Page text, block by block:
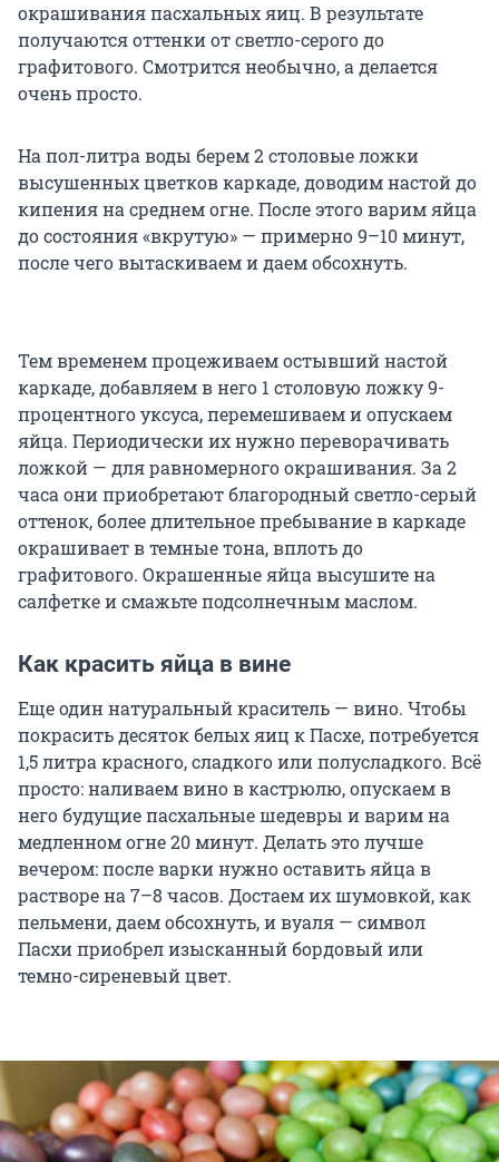
окрашивания пасхальных яиц. В результате
получаются оттенки от светло-серого до
графитового. Смотрится необычно, а делается
очень просто.
На пол-литра воды берем 2 столовые ложки
высушенных цветков каркаде, доводим настой до
кипения на среднем огне. После этого варим яйца
до состояния «вкрутую» — примерно 9–10 минут,
после чего вытаскиваем и даем обсохнуть.
Тем временем процеживаем остывший настой
каркаде, добавляем в него 1 столовую ложку 9-
процентного уксуса, перемешиваем и опускаем
яйца. Периодически их нужно переворачивать
ложкой — для равномерного окрашивания. За 2
часа они приобретают благородный светло-серый
оттенок, более длительное пребывание в каркаде
окрашивает в темные тона, вплоть до
графитового. Окрашенные яйца высушите на
салфетке и смажьте подсолнечным маслом.
Как красить яйца в вине
Еще один натуральный краситель — вино. Чтобы
покрасить десяток белых яиц к Пасхе, потребуется
1,5 литра красного, сладкого или полусладкого. Всё
просто: наливаем вино в кастрюлю, опускаем в
него будущие пасхальные шедевры и варим на
медленном огне 20 минут. Делать это лучше
вечером: после варки нужно оставить яйца в
растворе на 7–8 часов. Достаем их шумовкой, как
пельмени, даем обсохнуть, и вуаля — символ
Пасхи приобрел изысканный бордовый или
темно-сиреневый цвет.